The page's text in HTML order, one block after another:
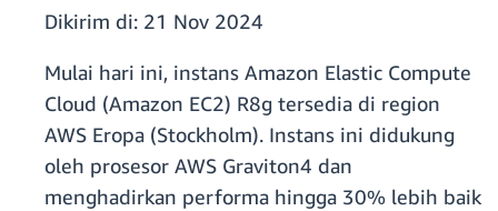
Dikirim di: 21 Nov 2024
Mulai hari ini, instans Amazon Elastic Compute
Cloud (Amazon EC2) R8g tersedia di region
AWS Eropa (Stockholm). Instans ini didukung
oleh prosesor AWS Graviton4 dan
menghadirkan performa hingga 30% lebih baik